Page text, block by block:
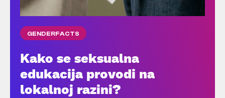
GENDERFACTS
Kako se seksualna
edukacija provodi na
lokalnoj razini?